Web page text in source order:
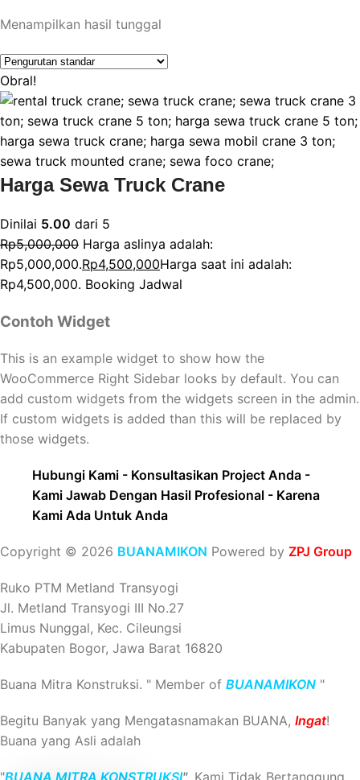
Menampilkan hasil tunggal
Obral!
Harga Sewa Truck Crane
Dinilai 5.00 dari 5
Rp5,000,000 Harga aslinya adalah:
Rp5,000,000.Rp4,500,000Harga saat ini adalah:
Rp4,500,000. Booking Jadwal
Contoh Widget
This is an example widget to show how the
WooCommerce Right Sidebar looks by default. You can
add custom widgets from the widgets screen in the admin.
If custom widgets is added than this will be replaced by
those widgets.
Hubungi Kami - Konsultasikan Project Anda -
Kami Jawab Dengan Hasil Profesional - Karena
Kami Ada Untuk Anda
Copyright © 2026 BUANAMIKON Powered by ZPJ Group
Ruko PTM Metland Transyogi
Jl. Metland Transyogi III No.27
Limus Nunggal, Kec. Cileungsi
Kabupaten Bogor, Jawa Barat 16820
Buana Mitra Konstruksi. " Member of BUANAMIKON "
Begitu Banyak yang Mengatasnamakan BUANA, Ingat!
Buana yang Asli adalah
"BUANA MITRA KONSTRUKSI". Kami Tidak Bertanggung